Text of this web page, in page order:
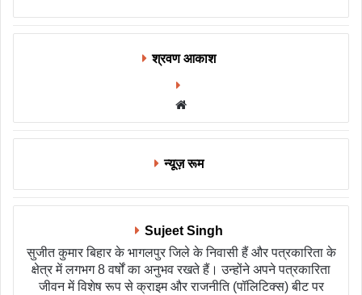
श्रवण आकाश
न्यूज़ रूम
Sujeet Singh
सुजीत कुमार बिहार के भागलपुर जिले के निवासी हैं और पत्रकारिता के
क्षेत्र में लगभग 8 वर्षों का अनुभव रखते हैं। उन्होंने अपने पत्रकारिता
जीवन में विशेष रूप से क्राइम और राजनीति (पॉलिटिक्स) बीट पर